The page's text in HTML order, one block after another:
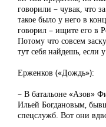
говорили – чувак, что
такое было у него в
говорил – ищите его в
Потому что совсем
тут себя найдешь, если
Ерженков («Дождь»):
– В батальоне «Азов»
Ильей Богдановым,
спецслужб. Вот они